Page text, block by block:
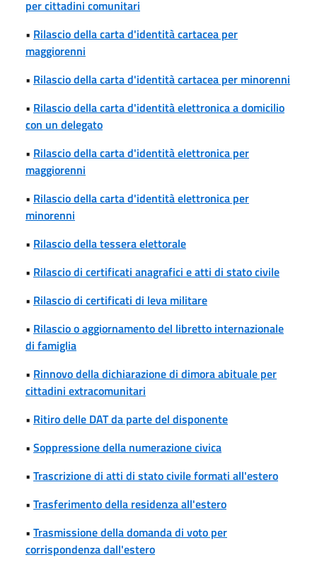
per cittadini comunitari
• Rilascio della carta d'identità cartacea per
maggiorenni
• Rilascio della carta d'identità cartacea per minorenni
• Rilascio della carta d'identità elettronica a domicilio
con un delegato
• Rilascio della carta d'identità elettronica per
maggiorenni
• Rilascio della carta d'identità elettronica per
minorenni
• Rilascio della tessera elettorale
• Rilascio di certificati anagrafici e atti di stato civile
• Rilascio di certificati di leva militare
• Rilascio o aggiornamento del libretto internazionale
di famiglia
• Rinnovo della dichiarazione di dimora abituale per
cittadini extracomunitari
• Ritiro delle DAT da parte del disponente
• Soppressione della numerazione civica
• Trascrizione di atti di stato civile formati all'estero
• Trasferimento della residenza all'estero
• Trasmissione della domanda di voto per
corrispondenza dall'estero